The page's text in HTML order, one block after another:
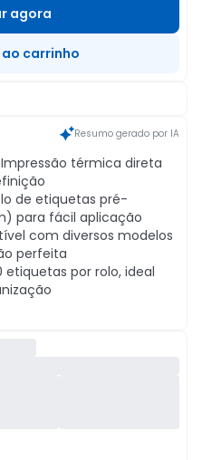
agora
carrinho
Resumo gerado por IA
Impressão térmica direta
de etiquetas pré-
para fácil aplicação
com diversos modelos
perfeita
etiquetas por rolo, ideal